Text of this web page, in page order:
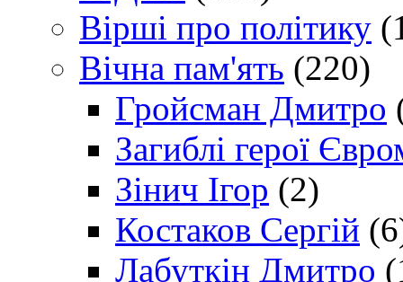
Вірші про політику
Вічна пам'ять (220)
Гройсман Дмитро
Загиблі герої
Зінич Ігор (2)
Костаков Сергій
Лабуткін Дмитро